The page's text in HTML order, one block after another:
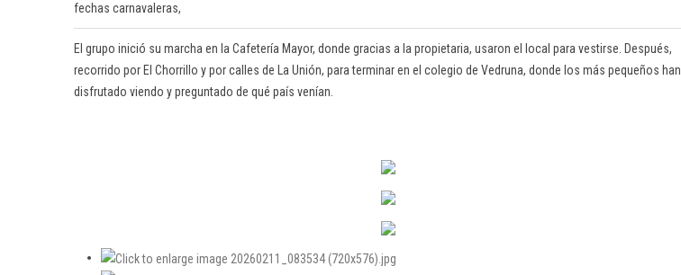
fechas carnavaleras,
El grupo inició su marcha en la Cafetería Mayor, donde gracias a la propietaria, usaron el local para vestirse. Después,
recorrido por El Chorrillo y por calles de La Unión, para terminar en el colegio de Vedruna, donde los más pequeños han
disfrutado viendo y preguntado de qué país venían.